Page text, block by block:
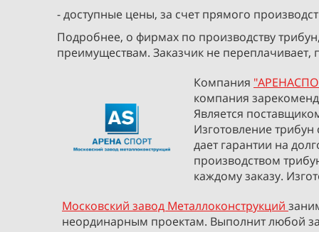
- доступные цены, за счет прямого
Подробнее, о фирмах по производству
преимуществам. Заказчик не
Компания
компания
Является
Изготовление
дает гарантии на
производством
каждому заказу.
Московский завод Металлоконструкций
неординарным проектам. Выполнит любой